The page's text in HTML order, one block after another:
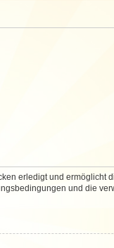
erledigt und ermöglicht
und die